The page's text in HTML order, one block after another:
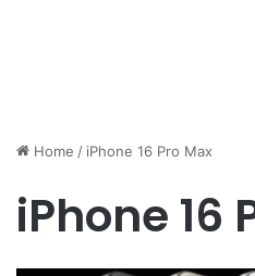
Home / iPhone 16 Pro Max
iPhone 16